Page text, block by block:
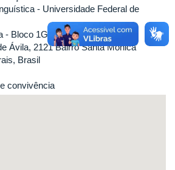
- Universidade Federal de
- Bloco 1G - Sala 256
Ávila, 2121 Bairro Santa Mônica
Brasil
convivência